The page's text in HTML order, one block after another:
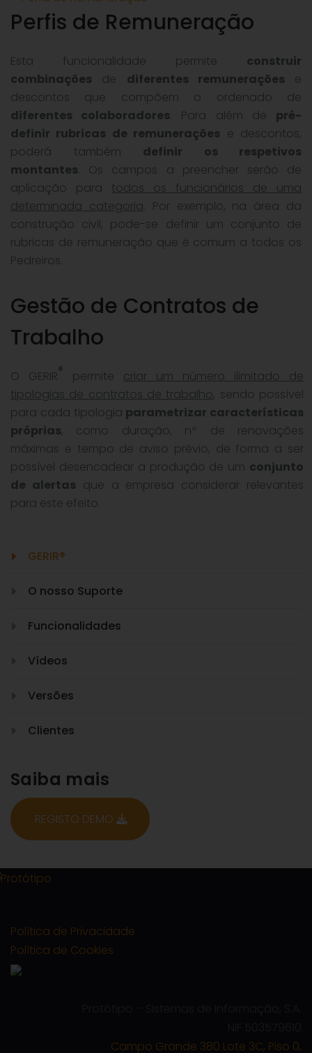
Perfis de Remuneração
Esta funcionalidade permite construir
combinações de diferentes remunerações e
descontos que compõem o ordenado de
diferentes colaboradores . Para além de pré-
definir rubricas de remunerações e descontos,
poderá também definir os respetivos
montantes . Os campos a preencher serão de
aplicação para todos os funcionários de uma
determinada categoria . Por exemplo, na área da
construção civil, pode-se definir um conjunto de
rubricas de remuneração que é comum a todos os
Pedreiros.
Gestão de Contratos de
Trabalho
O GERIR® permite criar um número ilimitado de
tipologias de contratos de trabalho, sendo possível
para cada tipologia parametrizar características
próprias, como duração, nº de renovações
máximas e tempo de aviso prévio, de forma a ser
possível desencadear a produção de um conjunto
de alertas que a empresa considerar relevantes
para este efeito.
GERIR®
O nosso Suporte
Funcionalidades
Vídeos
Versões
Clientes
Saiba mais
REGISTO DEMO
Política de Privacidade
Política de Cookies
Campo Grande 380 Lote 3C, Piso 0,